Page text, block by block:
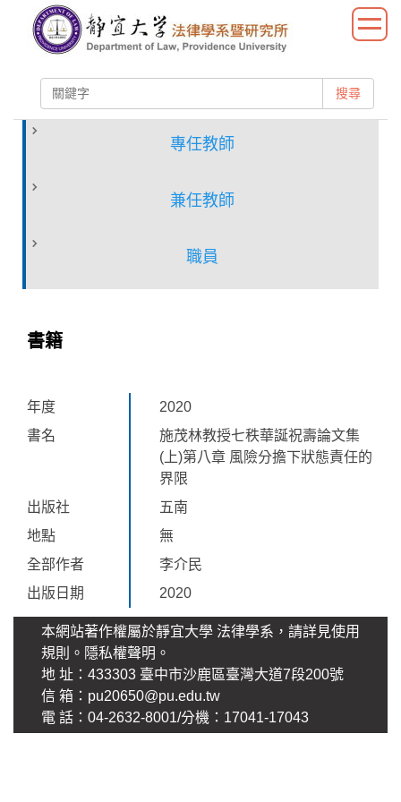
容
搜尋
專任教師
兼任教師
職員
書籍
年度
2020
書名
施茂林教授七秩華誕祝壽論文集
(上)第八章 風險分擔下狀態責任的
界限
出版社
五南
地點
無
全部作者
李介民
出版日期
2020
本網站著作權屬於靜宜大學 法律學系，請詳見使用
規則。 隱私權聲明 。
地 址：433303 臺中市沙鹿區臺灣大道7段200號
信 箱：pu20650@pu.edu.tw
電 話：04-2632-8001/分機：17041-17043